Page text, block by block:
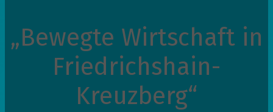
„Bewegte Wirtschaft in
Friedrichshain-
Kreuzberg“